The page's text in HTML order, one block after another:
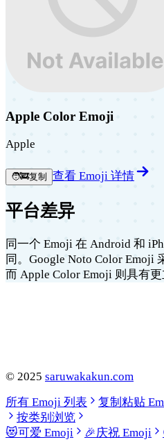
Apple Color Emoji
Apple
🧑‍🚒复制 查看 Emoji 详情
平台差异
同一个 Emoji 在 Android 和
同。Google Noto Color Emoji
而 Apple Color Emoji 则具有更
© 2025 saruwakakun.com
所有 Emoji 列表
复制粘贴
按类别浏览
😻可爱 Emoji 🎉庆祝 Emoji